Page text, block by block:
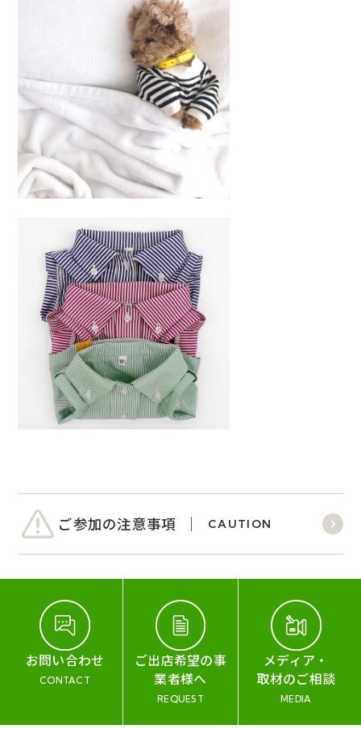
ご参加の注意事項 CAUTION
お問い合わせ
CONTACT
ご出店希望の事
業者様へ
REQUEST
メディア・
取材のご相談
MEDIA